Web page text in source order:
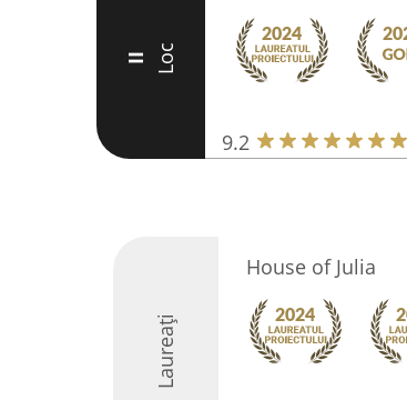
II Loc
9.2
Laureați
House of Julia